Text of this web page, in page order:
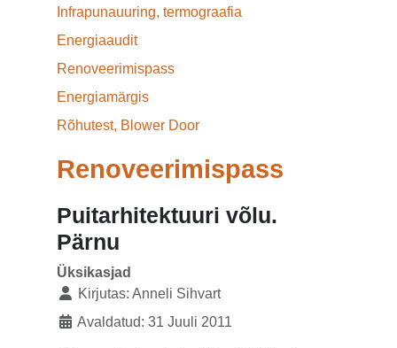
Infrapunauuring, termograafia
Energiaaudit
Renoveerimispass
Energiamärgis
Rõhutest, Blower Door
Renoveerimispass
Puitarhitektuuri võlu.
Pärnu
Üksikasjad
Kirjutas: Anneli Sihvart
Avaldatud: 31 Juuli 2011